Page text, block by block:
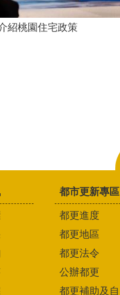
紹桃園住宅政策
都市更新專區
都更進度
都更地區
都更法令
公辦都更
都更補助及自